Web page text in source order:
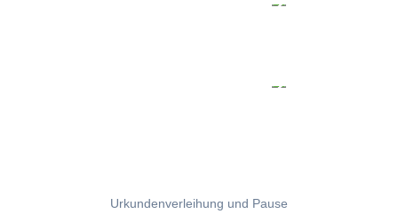
Urkundenverleihung und Pause